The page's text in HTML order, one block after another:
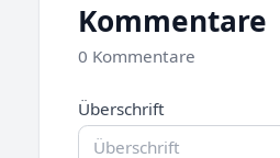
Kommentare
0 Kommentare
Überschrift